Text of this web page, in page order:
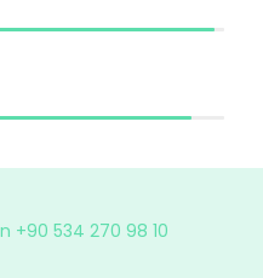
+90 534 270 98 10